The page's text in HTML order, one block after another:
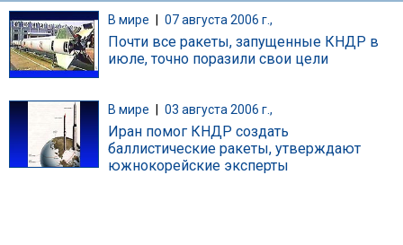
В мире | 07 августа 2006 г.,
Почти все ракеты, запущенные КНДР в
июле, точно поразили свои цели
В мире 03 августа 2006 г.,
Иран помог КНДР создать
баллистические ракеты, утверждают
южнокорейские эксперты